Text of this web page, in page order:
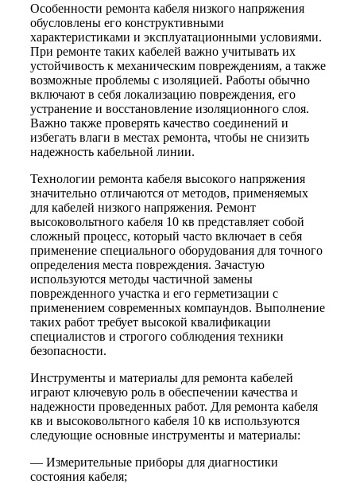
Особенности ремонта кабеля низкого напряжения
обусловлены его конструктивными
характеристиками и эксплуатационными условиями.
При ремонте таких кабелей важно учитывать их
устойчивость к механическим повреждениям, а также
возможные проблемы с изоляцией. Работы обычно
включают в себя локализацию повреждения, его
устранение и восстановление изоляционного слоя.
Важно также проверять качество соединений и
избегать влаги в местах ремонта, чтобы не снизить
надежность кабельной линии.
Технологии ремонта кабеля высокого напряжения
значительно отличаются от методов, применяемых
для кабелей низкого напряжения. Ремонт
высоковольтного кабеля 10 кв представляет собой
сложный процесс, который часто включает в себя
применение специального оборудования для точного
определения места повреждения. Зачастую
используются методы частичной замены
поврежденного участка и его герметизации с
применением современных компаундов. Выполнение
таких работ требует высокой квалификации
специалистов и строгого соблюдения техники
безопасности.
Инструменты и материалы для ремонта кабелей
играют ключевую роль в обеспечении качества и
надежности проведенных работ. Для ремонта кабеля
кв и высоковольтного кабеля 10 кв используются
следующие основные инструменты и материалы:
— Измерительные приборы для диагностики
состояния кабеля;